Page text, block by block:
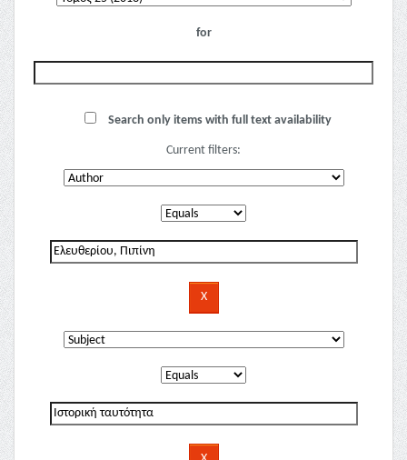
for
Search only items with full text availability
Current filters: